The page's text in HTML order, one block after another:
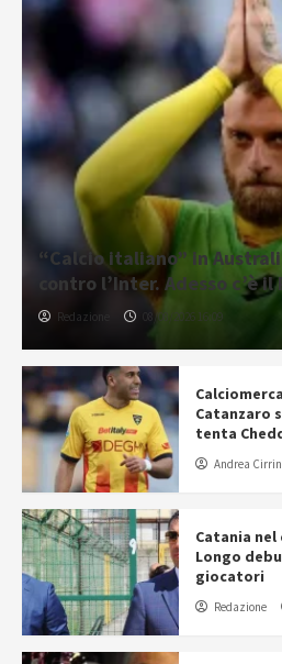
“Calcio italiano” in
contro l’Inter. Adesso c’è
Redazione 08/08/2026 16:09
Catanzaro
tenta
Andrea
Catania
Longo
giocatori
Redazione